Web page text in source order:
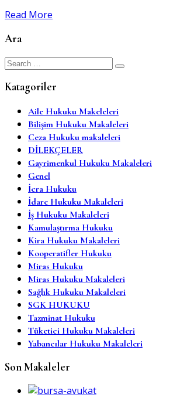
Read More
Ara
Search
Katagoriler
Aile Hukuku Makeleleri
Bilişim Hukuku Makaleleri
Ceza Hukuku makaleleri
DİLEKÇELER
Gayrimenkul Hukuku Makaleleri
Genel
İcra Hukuku
İdare Hukuku Makaleleri
İş Hukuku Makaleleri
Kamulaştırma Hukuku
Kira Hukuku Makaleleri
Kooperatifler Hukuku
Miras Hukuku
Miras Hukuku Makaleleri
Sağlık Hukuku Makaleleri
SGK HUKUKU
Tazminat Hukuku
Tüketici Hukuku Makaleleri
Yabancılar Hukuku Makaleleri
Son Makaleler